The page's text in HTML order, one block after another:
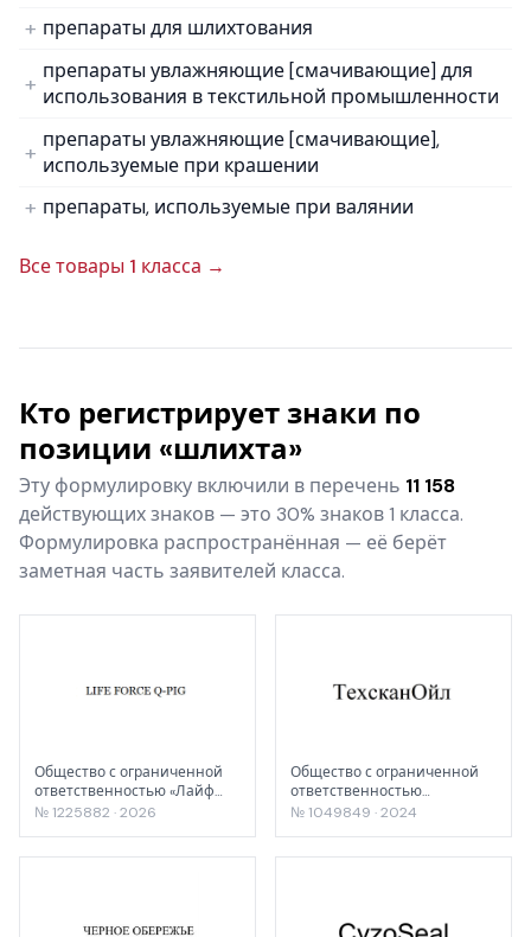
препараты для шлихтования
препараты увлажняющие [смачивающие] для
использования в текстильной промышленности
препараты увлажняющие [смачивающие],
используемые при крашении
препараты, используемые при валянии
Все товары 1 класса →
Кто регистрирует знаки по
позиции «шлихта»
Эту формулировку включили в перечень 11 158
действующих знаков — это 30% знаков 1 класса.
Формулировка распространённая — её берёт
заметная часть заявителей класса.
Общество с ограниченной
ответственностью «Лайф
Форс»
№ 1225882 · 2026
Общество с ограниченной
ответственностью
"ТЕХСКАН-ИМПЕКС"
№ 1049849 · 2024